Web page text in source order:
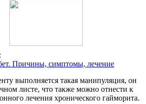
Причины, симптомы, лечение
выполняется такая манипуляция, он
листе, что также можно отнести к
лечения хронического гайморита.